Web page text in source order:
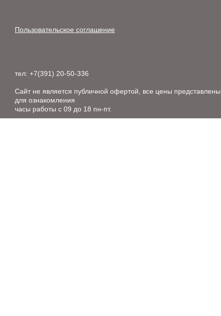
Пользовательское соглашение
тел: +7(391) 20-50-336
Сайт не является публичной офертой, все цены представлены
для ознакомления
часы работы с 09 до 18 пн-пт.